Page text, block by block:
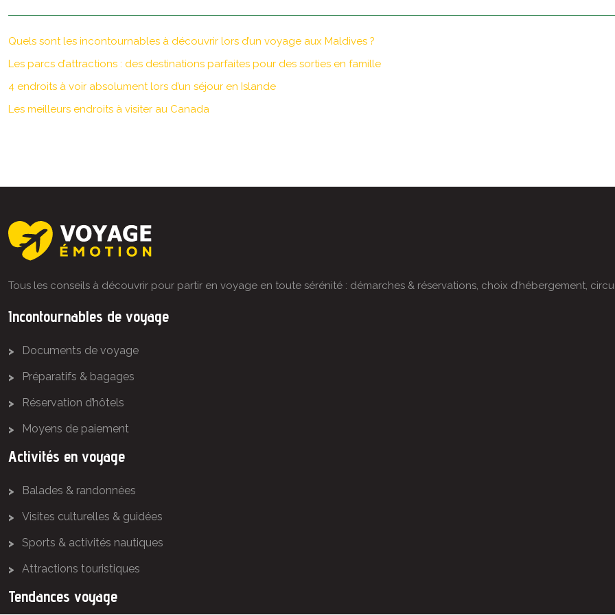
Quels sont les incontournables à découvrir lors d’un voyage aux Maldives ?
Les parcs d’attractions : des destinations parfaites pour des sorties en famille
4 endroits à voir absolument lors d’un séjour en Islande
Les meilleurs endroits à visiter au Canada
Tous les conseils à découvrir pour partir en voyage en toute sérénité : démarches & réservations, choix d’hébergement,
Incontournables de voyage
Documents de voyage
Préparatifs & bagages
Réservation d’hôtels
Moyens de paiement
Activités en voyage
Balades & randonnées
Visites culturelles & guidées
Sports & activités nautiques
Attractions touristiques
Tendances voyage